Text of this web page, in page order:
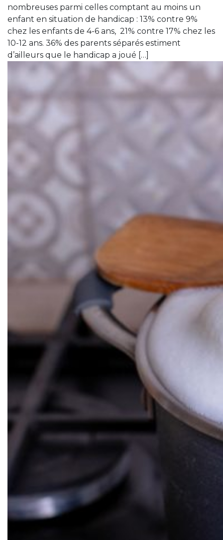
nombreuses parmi celles comptant au moins un
enfant en situation de handicap : 13% contre 9%
chez les enfants de 4-6 ans, 21% contre 17% chez les
10-12 ans. 36% des parents séparés estiment
d’ailleurs que le handicap a joué […]